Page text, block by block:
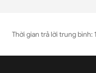
Thời gian trả lời trung bình: